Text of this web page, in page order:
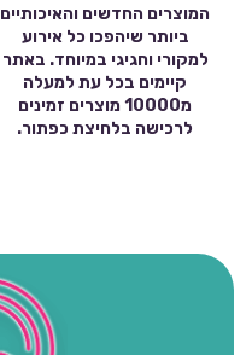
המוצרים החדשים והאיכותיים
ביותר שיהפכו כל אירוע
למקורי וחגיגי במיוחד. באתר
קיימים בכל עת למעלה
מ10000 מוצרים זמינים
לרכישה בלחיצת כפתור.